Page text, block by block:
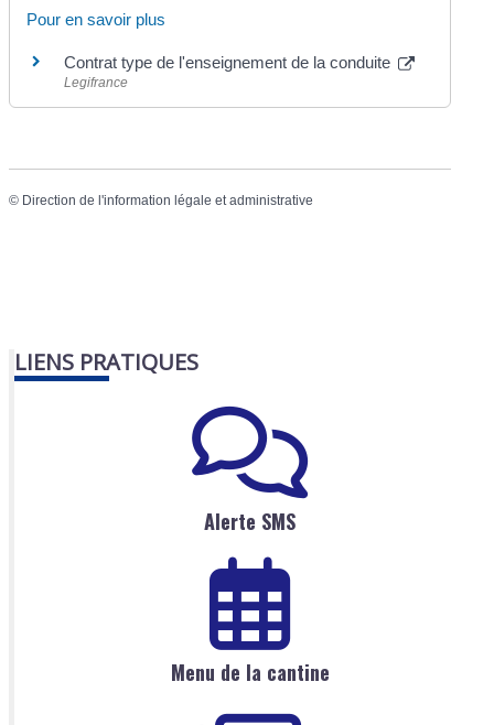
Pour en savoir plus
Contrat type de l'enseignement de la conduite
Legifrance
© Direction de l'information légale et administrative
LIENS PRATIQUES
Alerte SMS
Menu de la cantine